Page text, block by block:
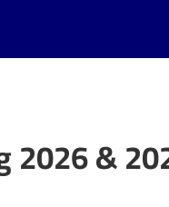
2026 & Leaflet| ©